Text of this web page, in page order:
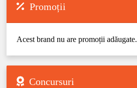
Promoții
Acest brand nu are promoții adăugate.
Concursuri